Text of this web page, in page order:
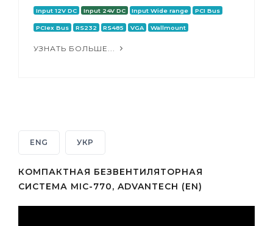
Input 12V DC Input 24V DC Input Wide range PCI Bus
PCIex Bus RS232 RS485 VGA Wallmount
УЗНАТЬ БОЛЬШЕ...
ENG УКР
КОМПАКТНАЯ БЕЗВЕНТИЛЯТОРНАЯ
СИСТЕМА MIC-770, ADVANTECH (EN)